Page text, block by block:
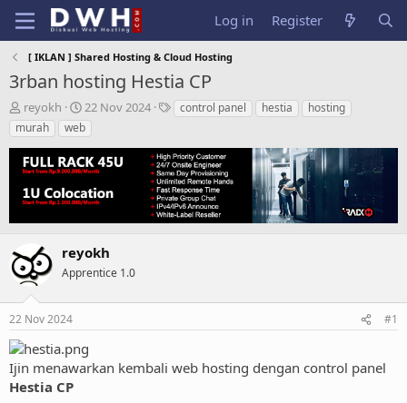
Log in Register
[ IKLAN ] Shared Hosting & Cloud Hosting
3rban hosting Hestia CP
T
h
r
e
a
d
s
t
r
t
e
r
reyokh
S
t
a
r
t
d
a
t
22 Nov 2024
T
s
control panel hestia
hosting
murah
web
reyokh
Apprentice 1.0
22 Nov 2024 #1
Ijin menawarkan kembali web hosting dengan control panel
Hestia CP